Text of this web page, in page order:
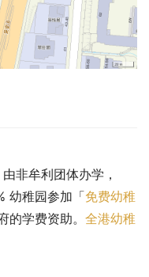
由非牟利团体办学，
幼稚园参加「免费幼稚
的学费资助。 全港幼稚